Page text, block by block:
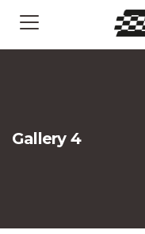
Gallery 4